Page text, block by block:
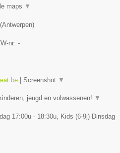
maps ▼
(Antwerpen)
nr: -
Screenshot ▼
jeugd en volwassenen! ▼
17:00u - 18:30u, Kids (6-9j) Dinsdag